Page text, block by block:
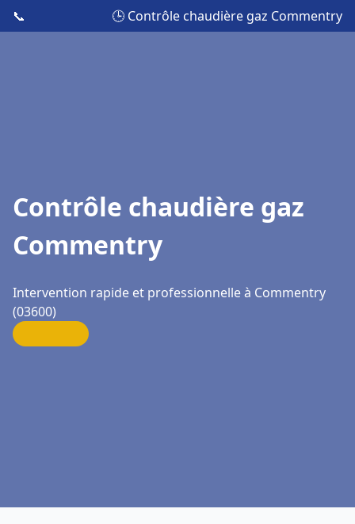
📞 🕒 Contrôle chaudière gaz Commentry
Contrôle chaudière gaz
Commentry
Intervention rapide et professionnelle à Commentry
(03600)